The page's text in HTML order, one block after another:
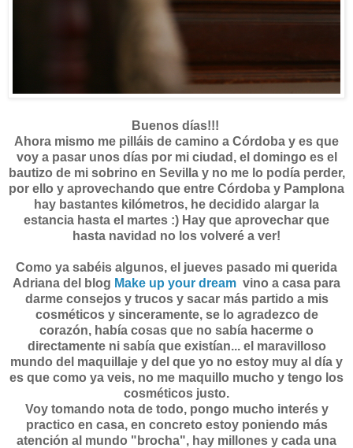
Buenos días!!!
Ahora mismo me pilláis de camino a Córdoba y es que
voy a pasar unos días por mi ciudad, el domingo es el
bautizo de mi sobrino en Sevilla y no me lo podía perder,
por ello y aprovechando que entre Córdoba y Pamplona
hay bastantes kilómetros, he decidido alargar la
estancia hasta el martes :) Hay que aprovechar que
hasta navidad no los volveré a ver!
Como ya sabéis algunos, el jueves pasado mi querida
Adriana del blog Make up your dream vino a casa para
darme consejos y trucos y sacar más partido a mis
cosméticos y sinceramente, se lo agradezco de
corazón, había cosas que no sabía hacerme o
directamente ni sabía que existían... el maravilloso
mundo del maquillaje y del que yo no estoy muy al día y
es que como ya veis, no me maquillo mucho y tengo los
cosméticos justo.
Voy tomando nota de todo, pongo mucho interés y
practico en casa, en concreto estoy poniendo más
atención al mundo "brocha", hay millones y cada una